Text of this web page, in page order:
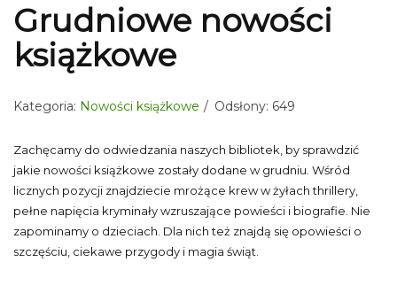
Grudniowe nowości
książkowe
Kategoria: Nowości książkowe Odsłony: 649
Zachęcamy do odwiedzania naszych bibliotek, by sprawdzić
jakie nowości książkowe zostały dodane w grudniu. Wśród
licznych pozycji znajdziecie mrożące krew w żyłach thrillery,
pełne napięcia kryminały wzruszające powieści i biografie. Nie
zapominamy o dzieciach. Dla nich też znajdą się opowieści o
szczęściu, ciekawe przygody i magia świąt.